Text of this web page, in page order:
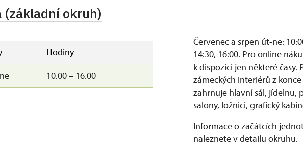
je od 12:00 do 12:30.
2 zájemci.
Reinerovu fresku" je mimo hlavní sezonu podmíněna provozními
otevřeno. Zavíracím dnem je v takovém případě úterý.
okruh)
Hodiny
10.00 – 16.00
Červenec a srpen út-ne:
14:30, 16:00. Pro online
k dispozici jen některé časy.
zámeckých interiérů z
zahrnuje hlavní sál, jídelnu,
salony, ložnici, grafický
Informace o začátcích
naleznete v detailu okruhu.